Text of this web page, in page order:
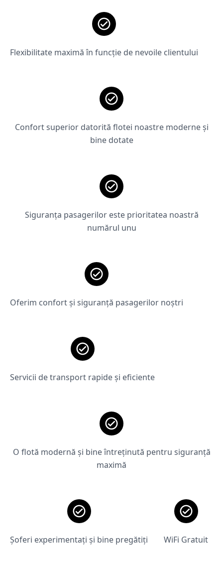
Flexibilitate maximă în funcție de nevoile clientului
Confort superior datorită flotei noastre moderne și
bine dotate
Siguranța pasagerilor este prioritatea noastră
numărul unu
Oferim confort și siguranță pasagerilor noștri
Servicii de transport rapide și eficiente
O flotă modernă și bine întreținută pentru siguranță
maximă
Șoferi experimentați și bine pregătiți WiFi Gratuit